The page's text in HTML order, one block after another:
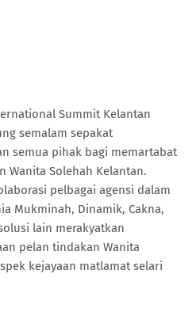
Summit Kelantan
semalam sepakat
semua pihak bagi memartabat
Wanita Solehah Kelantan.
pelbagai agensi dalam
Mukminah, Dinamik, Cakna,
lain merakyatkan
pelan tindakan Wanita
kejayaan matlamat selari